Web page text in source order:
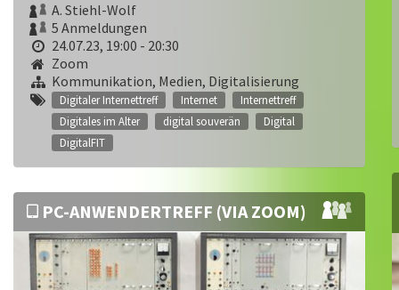
A. Stiehl-Wolf
5 Anmeldungen
24.07.23, 19:00 - 20:30
Zoom
Kommunikation, Medien, Digitalisierung
Digitaler Internettreff Internet
Internettreff
Digitales im Alter
digital souverän
Digital
DigitalFIT
PC-ANWENDERTREFF (VIA ZOOM)